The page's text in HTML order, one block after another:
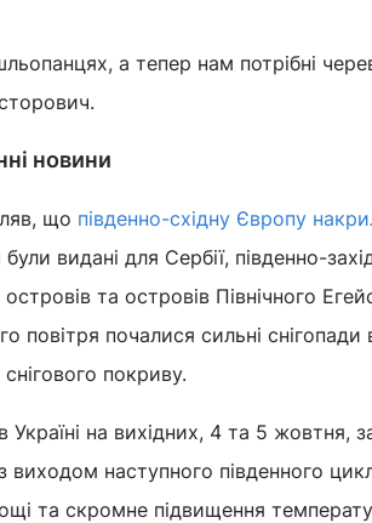
а тепер нам потрібні
новини
що південно-східну Європу
видані для Сербії, південно-
та островів Північного
повітря почалися сильні
покриву.
на вихідних, 4 та 5 жовтня,
виходом наступного південного
та скромне підвищення